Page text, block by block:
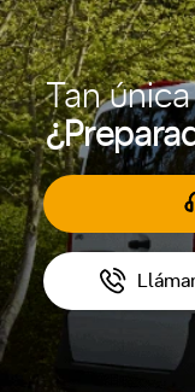
Tan